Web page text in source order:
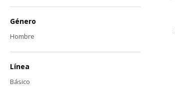
Género
Hombre
Línea
Básico